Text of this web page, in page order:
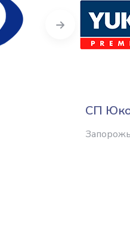
СП
Next